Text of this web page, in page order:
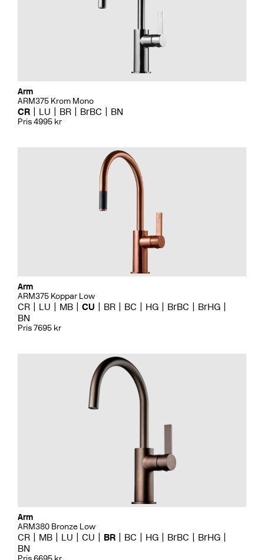
Arm
ARM375 Krom Mono
CR LU BR BrBC BN
Pris 4995 kr
Arm
ARM375 Koppar Low
CR LU MB CU BR BC HG BrBC
BrHG
BN
Pris 7695 kr
Arm
ARM380 Bronze Low
CR MB LU CU BR BC HG BrBC
BrHG
BN